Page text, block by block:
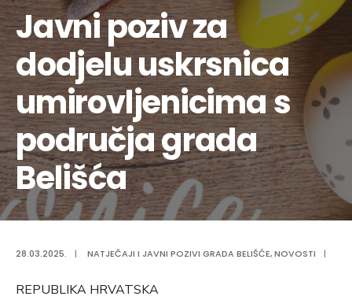
Javni poziv za
dodjelu uskrsnica
umirovljenicima s
područja grada
Belišća
28.03.2025. | NATJEČAJI I JAVNI POZIVI GRADA BELIŠĆE,NOVOSTI |
REPUBLIKA HRVATSKA